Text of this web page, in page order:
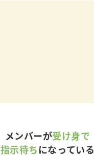
メンバーが受け身で
指示待ちになっている